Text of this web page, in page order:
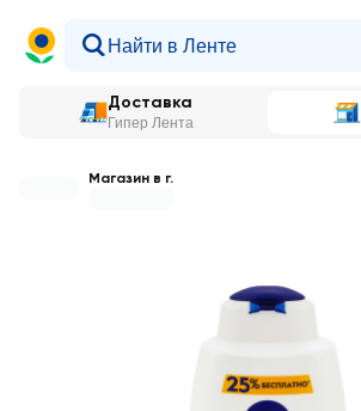
Доставка
Гипер Лента
Магазин в г.